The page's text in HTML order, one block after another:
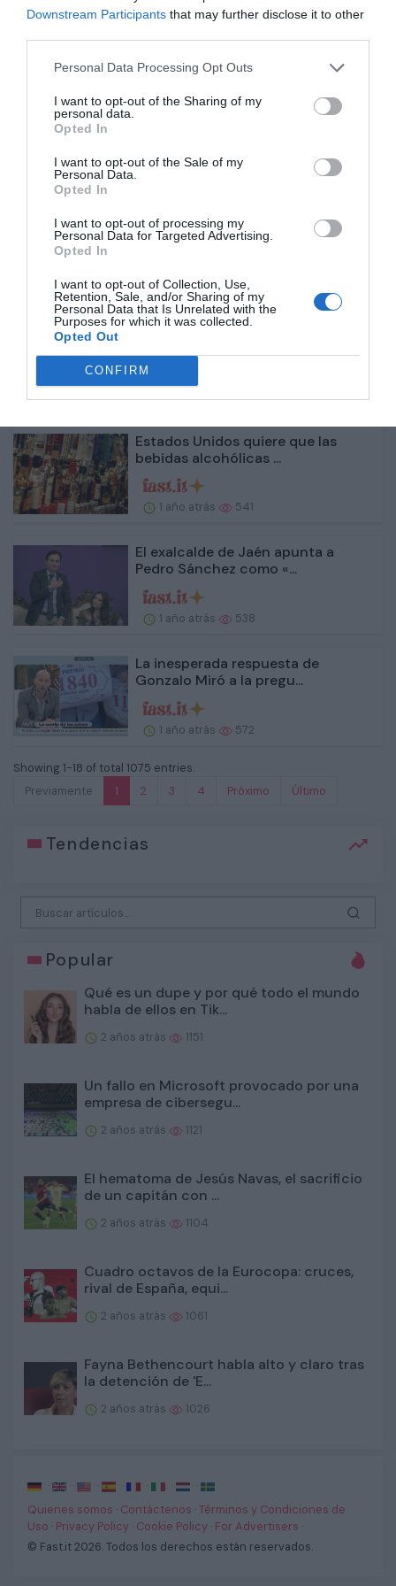
Downstream Participants that may further disclose it to other
Personal Data Processing Opt Outs
I want to opt-out of the Sharing of my
personal data.
Opted In
I want to opt-out of the Sale of my
Personal Data.
Opted In
I want to opt-out of processing my
Personal Data for Targeted Advertising.
Opted In
I want to opt-out of Collection, Use,
Retention, Sale, and/or Sharing of my
Personal Data that Is Unrelated with the
Purposes for which it was collected.
Opted Out
CONFIRM
Córdoba que adelantan ...
1 año atrás 560
Canarias: récord de turismo y
565
Roscones de reposteros solidarios
para un Día de R...
1 año atrás 572
Djokovic todavía no está listo: cae
1 año atrás 591
Estados Unidos quiere que las
bebidas alcohólicas ...
1 año atrás 541
El exalcalde de Jaén apunta a
Pedro Sánchez como «...
1 año atrás 538
La inesperada respuesta de
Gonzalo Miró a la pregu...
1 año atrás 572
Showing 1-18 of total 1075 entries.
Previamente
1 2 3 4 Próximo Último
Tendencias
Popular
Qué es un dupe y por qué todo el mundo
habla de ellos en Tik...
2 años atrás 1151
Un fallo en Microsoft provocado por una
empresa de cibersegu...
2 años atrás 1121
El hematoma de Jesús Navas, el sacrificio
de un capitán con ...
2 años atrás 1104
Cuadro octavos de la Eurocopa: cruces,
rival de España, equi...
2 años atrás 1061
Fayna Bethencourt habla alto y claro tras
la detención de 'E...
2 años atrás 1026
· · · · · ·
·
Quienes somos · Contáctenos ·Términos y Condiciones de
Uso · Privacy Policy · Cookie Policy · For Advertisers ·
© Fast.it 2026. Todos los derechos están reservados.